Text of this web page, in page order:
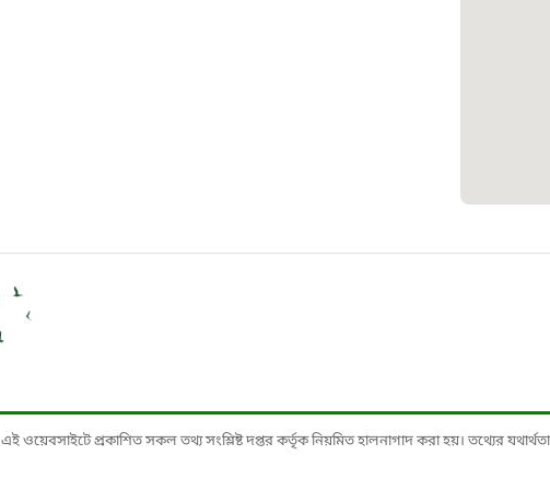
এই ওয়েবসাইটে প্রকাশিত সকল তথ্য সংশ্লিষ্ট দপ্তর কর্তৃক নিয়মিত হালনাগাদ করা হয়। তথ্যের যথার্থতা,